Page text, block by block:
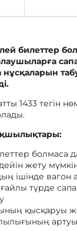
билеттер
1433 тегін
болмаса
жету
ішінде вагон
түрде
қысқаруы
артуы